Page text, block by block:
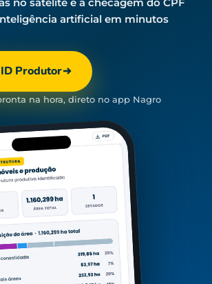
artificial em minutos
Produtor
na hora, direto no app Nagro